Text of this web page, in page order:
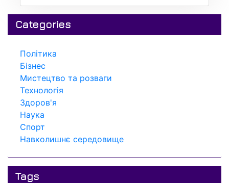
Categories
Політика
Бізнес
Мистецтво та розваги
Технологія
Здоров'я
Наука
Спорт
Навколишнє середовище
Tags